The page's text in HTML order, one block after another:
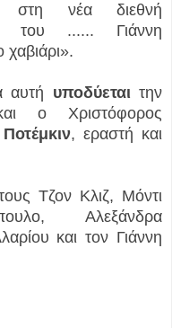
στη νέα διεθνή
του ...... Γιάννη
αυτή υποδύεταιτην
ο Χριστόφορος
Ποτέμκιν, εραστή και
Τζον Κλιζ, Μόντι
Αλεξάνδρα
και τον Γιάννη